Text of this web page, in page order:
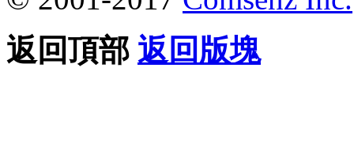
返回頂部 返回版塊